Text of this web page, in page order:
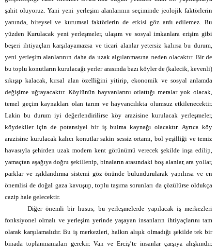
şahit oluyoruz. Yani yeni yerleşim alanlarının seçiminde jeolojik faktörlerin
yanında, bireysel ve kurumsal faktörlerin de etkisi göz ardı edilemez. Bu
yüzden Kurulacak yeni yerleşmeler, ulaşım ve sosyal imkanlara erişim gibi
beşeri ihtiyaçları karşılayamazsa ve ticari alanlar yetersiz kalırsa bu durum,
yeni yerleşim alanlarının daha da uzak algılanmasına neden olacaktır. Bir de
bu toplu konutların kurulacağı yerler arasında bazı köyler de (kalecik, kevenli)
sıkışıp kalacak, kırsal alan özelliğini yitirip, ekonomik ve sosyal anlamda
değişime uğrayacaktır. Köylünün hayvanlarını otlattığı meralar yok olacak,
temel geçim kaynakları olan tarım ve hayvancılıkta olumsuz etkilenecektir.
Lakin bu durum iyi değerlendirilirse köy arazisine kurulacak yerleşmeler,
köydekiler için de potansiyel bir iş bulma kaynağı olacaktır. Ayrıca köy
arazisine kurulacak kalıcı konutlar sakin sessiz ortamı, bol yeşilliği ve temiz
havasıyla şehirden uzak modern kent görünümü verecek şekilde inşa edilip,
yamaçtan aşağıya doğru şekillenip, binaların arasındaki boş alanlar, ara yollar,
parklar ve ışıklandırma sistemi göz önünde bulundurularak yapılırsa ve en
önemlisi de doğal gaza kavuşup, toplu taşıma sorunları da çözülürse oldukça
cazip hale gelecektir.
Diğer önemli bir husus; bu yerleşmelerde yapılacak iş merkezleri
fonksiyonel olmalı ve yerleşim yerinde yaşayan insanların ihtiyaçlarını tam
olarak karşılamalıdır. Bu iş merkezleri, halkın alışık olmadığı şekilde tek bir
binada toplanmamaları gerekir. Van ve Erciş’te insanlar çarşıya alışkındır.